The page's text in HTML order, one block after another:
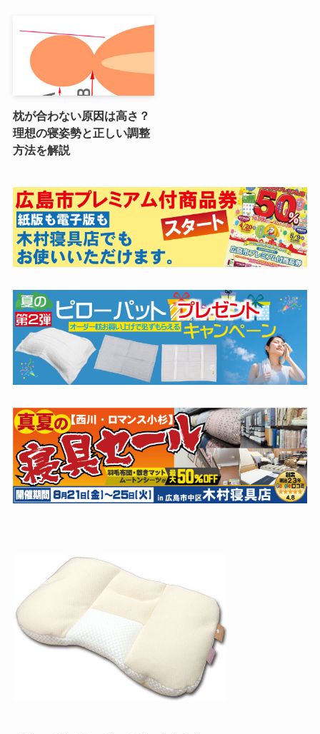
枕が合わない原因は高さ？
理想の寝姿勢と正しい調整
方法を解説